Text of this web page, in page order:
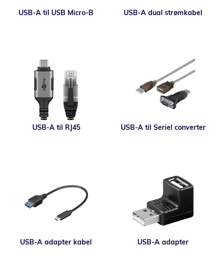
USB-A til USB Micro-B USB-A dual strømkabel
USB-A til RJ45 USB-A til Seriel converter
USB-A adapter kabel USB-A adapter